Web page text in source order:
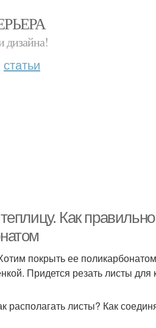
дизайна!
статьи
Как
покрыть ее
Придется резать листы
располагать листы? Как